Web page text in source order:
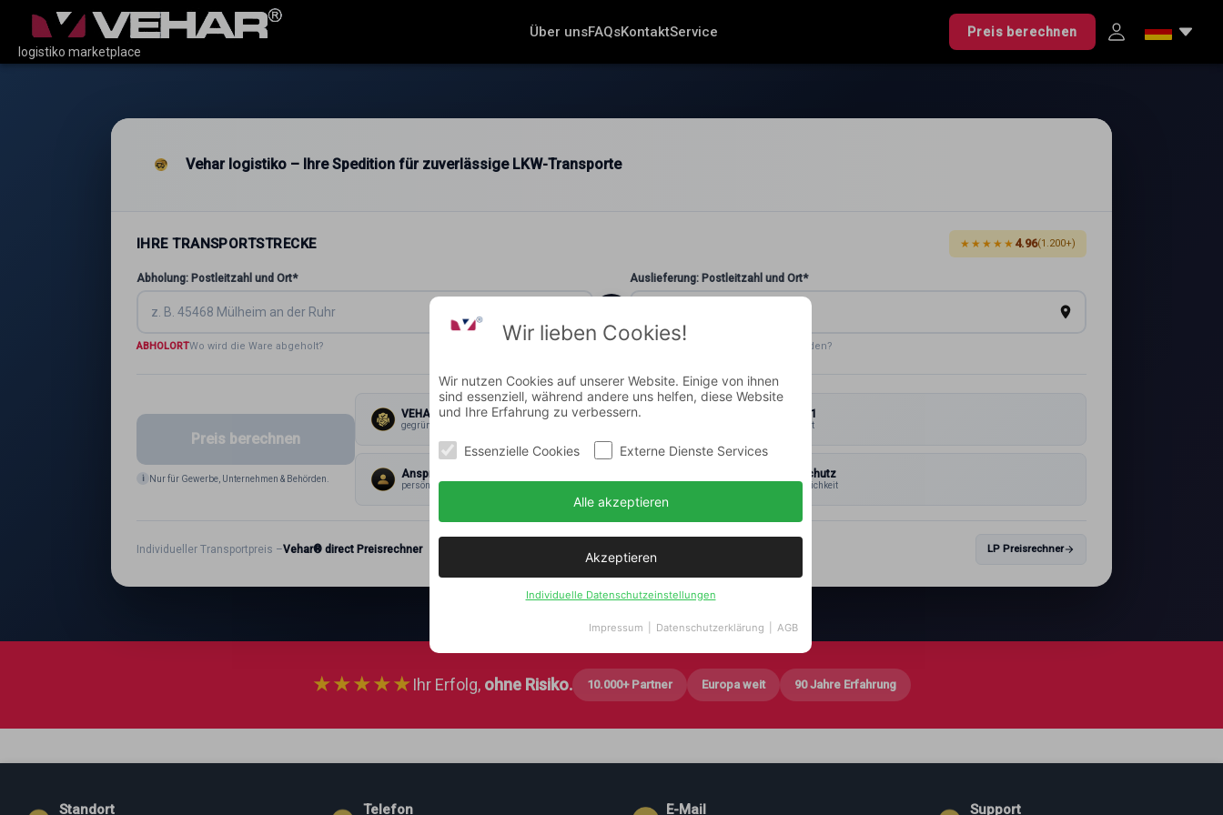
logistiko marketplace
Über unsFAQsKontaktService Preis berechnen
Vehar logistiko – Ihre Spedition für zuverlässige LKW-Transporte
IHRE TRANSPORTSTRECKE ★★★★★ 4.96(1.200+)
Abholung: Postleitzahl und Ort*
ABHOLORTWo wird die Ware abgeholt?
Auslieferung: Postleitzahl und Ort*
Wohin soll geliefert werden?
Preis berechnen
i Nur für Gewerbe, Unternehmen & Behörden.
VEHAR®
gegründet 1933
ISO 9001
zertifiziert
Ansprechpartner
persönlich
Datenschutz
& Vertraulichkeit
Individueller Transportpreis –Vehar® direct Preisrechner LP Preisrechner
★★★★★Ihr Erfolg, ohne Risiko. 10.000+ Partner Europa weit 90 Jahre Erfahrung
Standort Telefon E-Mail Support
Wir lieben Cookies!
Wir nutzen Cookies auf unserer Website. Einige von ihnen
sind essenziell, während andere uns helfen, diese Website
und Ihre Erfahrung zu verbessern.
Essenzielle Cookies Externe Dienste Services
Alle akzeptieren
Akzeptieren
Individuelle Datenschutzeinstellungen
Impressum Datenschutzerklärung AGB